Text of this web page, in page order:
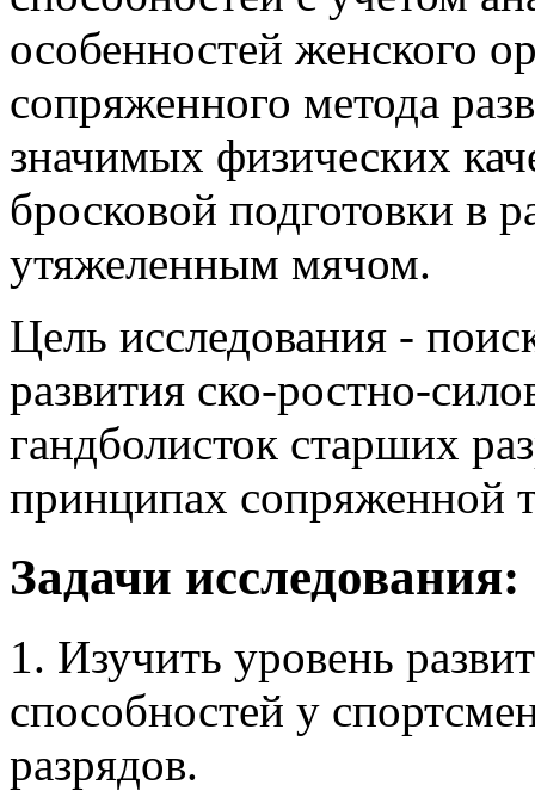
особенностей женского
сопряженного метода
значимых физических
бросковой подготовки в
утяжеленным мячом.
Цель исследования -
развития ско-ростно-
гандболисток старших
принципах сопряженной
Задачи исследования:
1. Изучить уровень
способностей у
разрядов.